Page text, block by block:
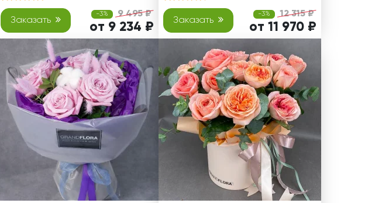
Заказать
-3% 9 495 ₽
от 9 234 ₽
Заказать
-3% 12 315 ₽
от 11 970 ₽